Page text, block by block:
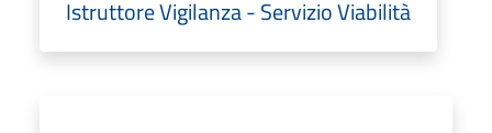
Istruttore Vigilanza - Servizio Viabilità